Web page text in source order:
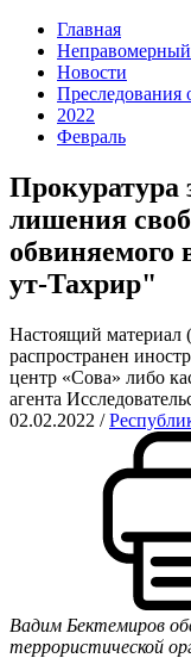
Главная
Неправомерный
Новости
2022
Февраль
Прокуратура
лишения
обвиняемого
ут-Тахрир"
Настоящий материал
распространен
центр «Сова» либо
агента
02.02.2022 /
Вадим Бектемиров
террористической